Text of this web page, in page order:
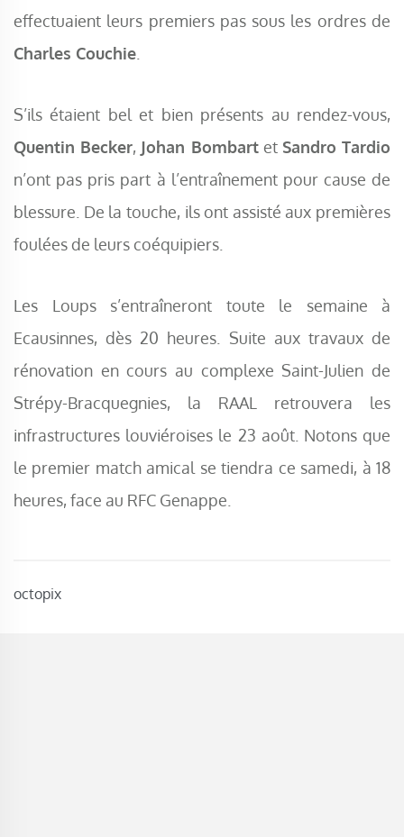
octopix
effectuaient leurs premiers pas sous les ordres de
Charles Couchie
S’ils étaient bel et bien présents au rendez-vous,
Quentin Becker, Johan Bombartet Sandro Tardio
n’ont pas pris part à l’entraînement pour cause de
blessure. De la touche, ils ont assisté aux premières
foulées de leurs coéquipiers.
Les Loups s’entraîneront toute le semaine à
Ecausinnes, dès 20 heures. Suite aux travaux de
rénovation en cours au complexe Saint-Julien de
Strépy-Bracquegnies, la RAAL retrouvera les
infrastructures louviéroises le 23 août. Notons que
le premier match amical se tiendra ce samedi, à 18
heures, face au RFC Genappe.